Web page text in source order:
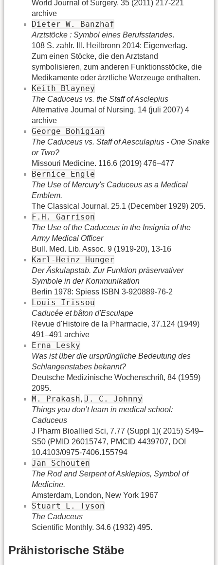
World Journal of Surgery, 35 (2011) 217-221
archive
Dieter W. Banzhaf
Arztstöcke : Symbol eines Berufsstandes.
108 S. zahlr. Ill. Heilbronn 2014: Eigenverlag.
Zum einen Stöcke, die den Arztstand
symbolisieren, zum anderen Funktionsstöcke, die
Medikamente oder ärztliche Werzeuge enthalten.
Keith Blayney
The Caduceus vs. the Staff of Asclepius
Alternative Journal of Nursing, 14 (juli 2007) 4
archive
George Bohigian
The Caduceus vs. Staff of Aesculapius - One Snake
or Two?
Missouri Medicine. 116.6 (2019) 476–477
Bernice Engle
The Use of Mercury's Caduceus as a Medical
Emblem.
The Classical Journal. 25.1 (December 1929) 205.
F.H. Garrison
The Use of the Caduceus in the Insignia of the
Army Medical Officer
Bull. Med. Lib. Assoc. 9 (1919-20), 13-16
Karl-Heinz Hunger
Der Äskulapstab. Zur Funktion präservativer
Symbole in der Kommunikation
Berlin 1978: Spiess ISBN 3-920889-76-2
Louis Irissou
Caducée et bâton d'Esculape
Revue d'Histoire de la Pharmacie, 37.124 (1949)
491–491 archive
Erna Lesky
Was ist über die ursprüngliche Bedeutung des
Schlangenstabes bekannt?
Deutsche Medizinische Wochenschrift, 84 (1959)
2095.
M. Prakash, J. C. Johnny
Things you don’t learn in medical school:
Caduceus
J Pharm Bioallied Sci, 7.77 (Suppl 1)‎( 2015) S49–
S50 (PMID 26015747, PMCID 4439707, DOI
10.4103/0975-7406.155794
Jan Schouten
The Rod and Serpent of Asklepios, Symbol of
Medicine.
Amsterdam, London, New York 1967
Stuart L. Tyson
The Caduceus
Scientific Monthly. 34.6 (1932) 495.
Prähistorische Stäbe